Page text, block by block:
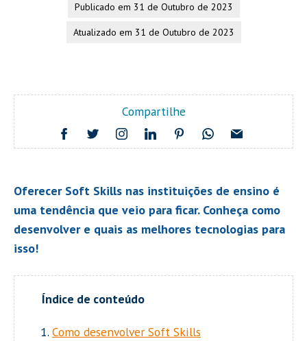
Publicado em 31 de Outubro de 2023
Atualizado em 31 de Outubro de 2023
Compartilhe
Oferecer Soft Skills nas instituições de ensino é
uma tendência que veio para ficar. Conheça como
desenvolver e quais as melhores tecnologias para
isso!
Como desenvolver Soft Skills